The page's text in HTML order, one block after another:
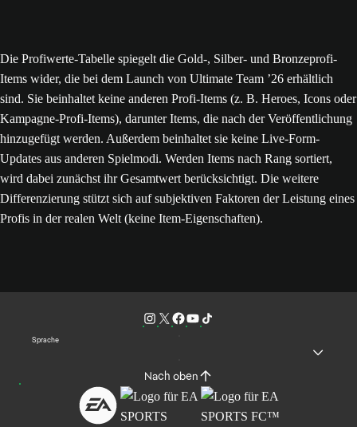
Die Profiwerte-Tabelle spiegelt die Gold-, Silber- und Bronzeprofi-
Items wider, die bei dem Launch von Ultimate Team ’26 erhältlich
sind. Sie beinhaltet keine anderen Profi-Items (z. B. Heroes, Icons oder
Kampagne-Profi-Items), darunter Items, die nach der Veröffentlichung
hinzugefügt werden. Außerdem beinhaltet sie keine Live-Form-
Updates aus anderen Spielmodi. Werden Items nach Rang sortiert,
wird dabei zunächst ihr Gesamtwert berücksichtigt. Die weitere
Differenzierung stützt sich auf subjektiven Faktoren der Leistung eines
Profis in der realen Welt (keine Item-Eigenschaften).
Sprache
Nach oben